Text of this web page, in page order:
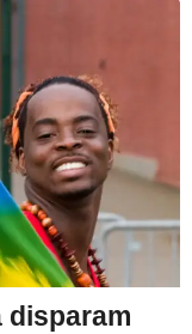
disparam